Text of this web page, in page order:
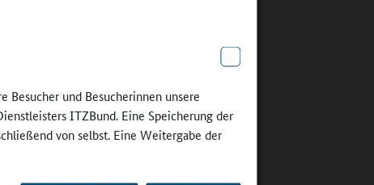
und Besucherinnen unsere
ITZBund. Eine Speicherung der
von selbst. Eine Weitergabe der
mit
im